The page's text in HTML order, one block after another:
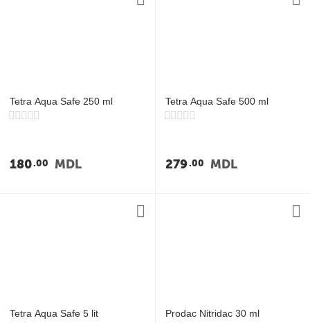
Tetra Aqua Safe 250 ml
180 00 MDL
Tetra Aqua Safe 500 ml
279 00 MDL
Tetra Aqua Safe 5 lit Prodac Nitridac 30 ml